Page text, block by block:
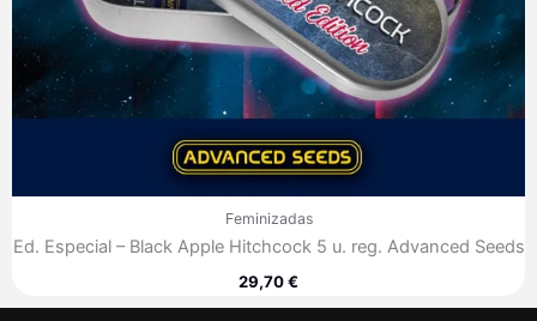
Feminizadas
Ed. Especial – Black Apple Hitchcock 5 u. reg. Advanced Seeds
29,70€